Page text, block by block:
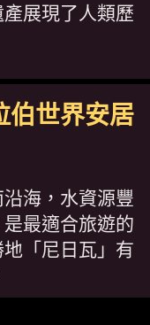
展現了人類歷
世界安居
海，水資源豐
最適合旅遊的
「尼日瓦」有